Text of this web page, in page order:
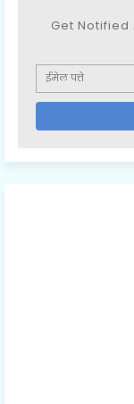
Get Notified